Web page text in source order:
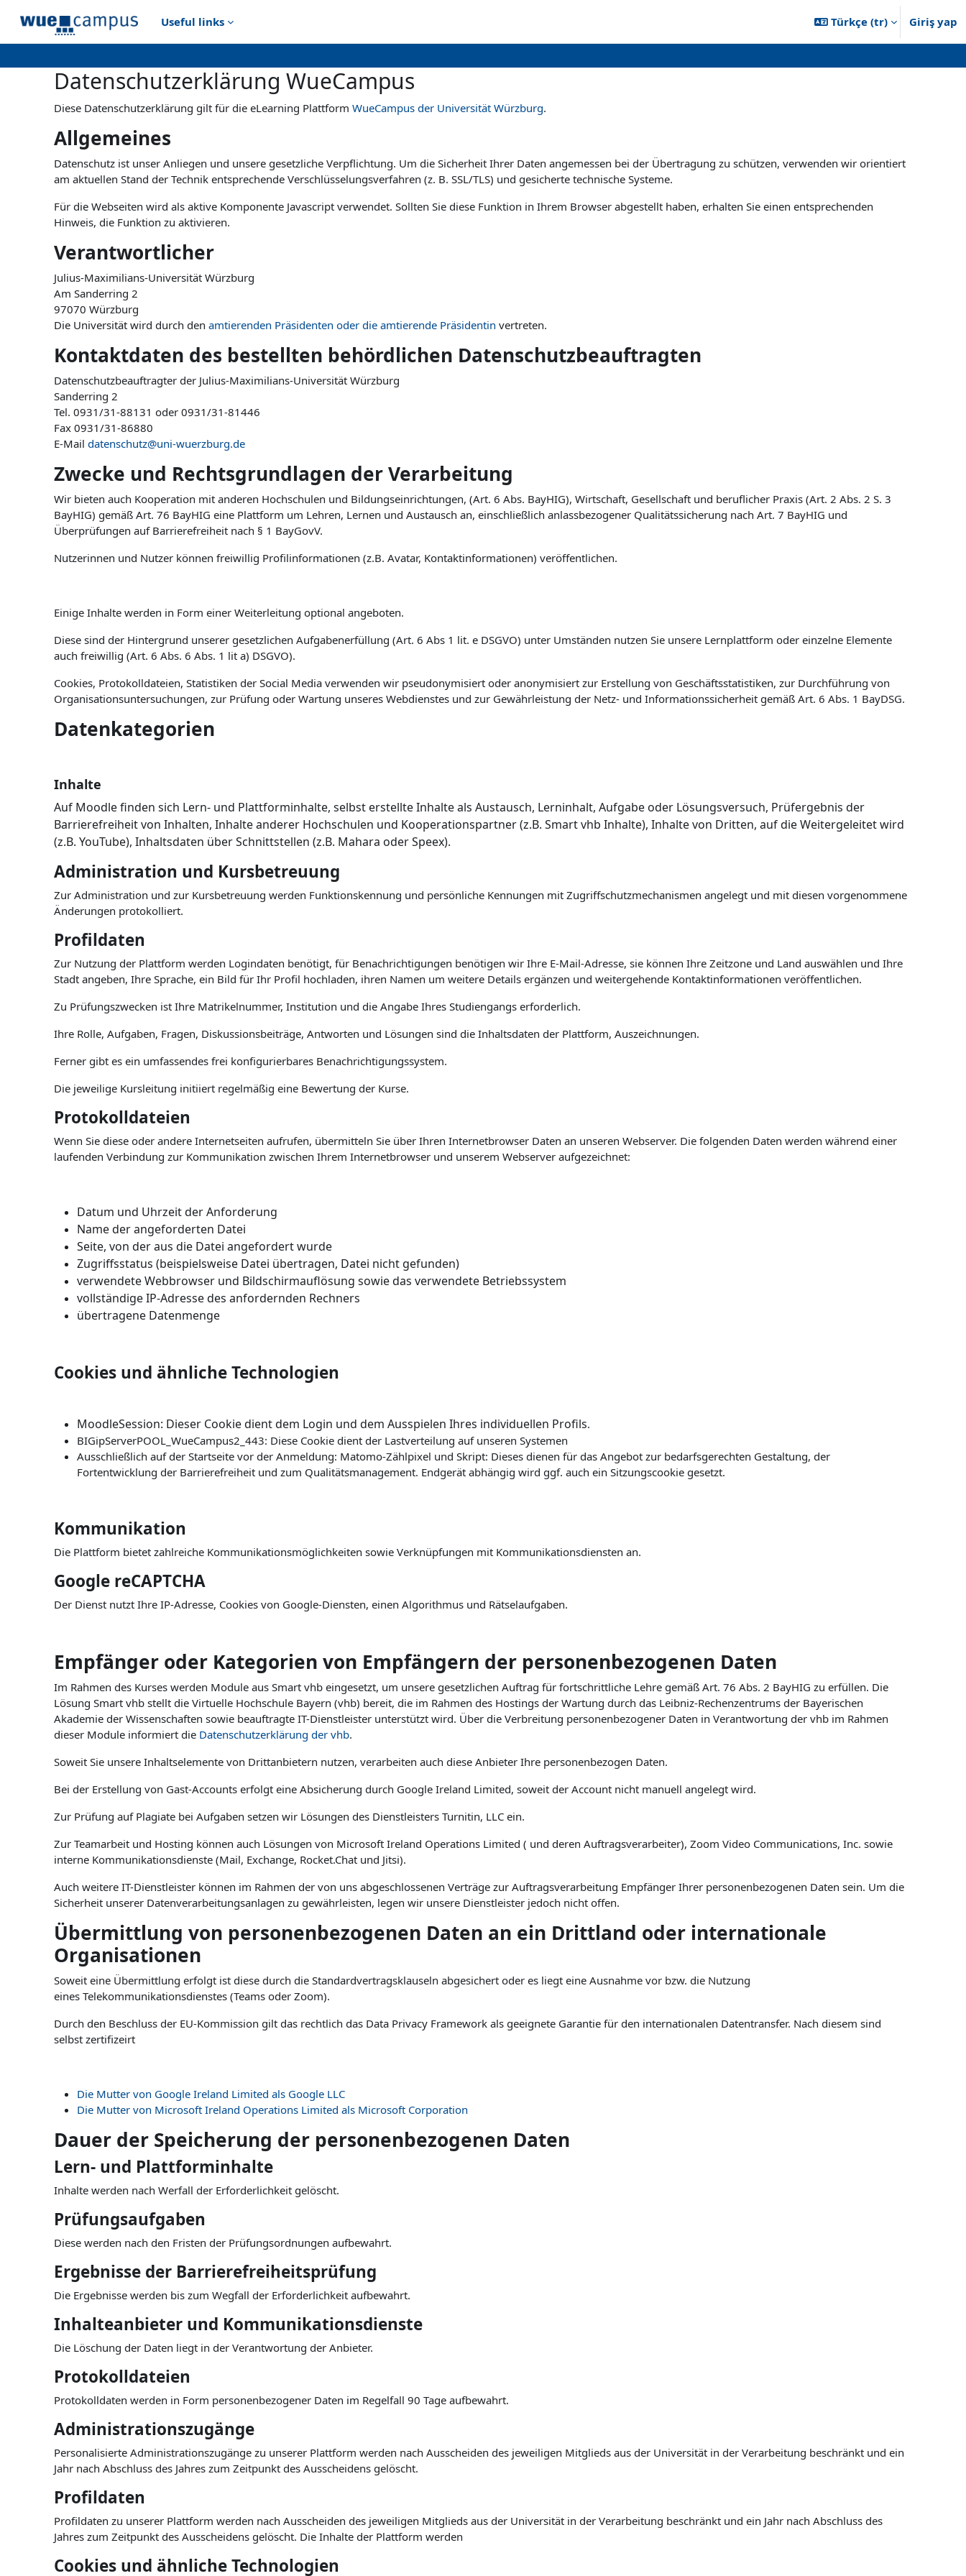
Useful links
Türkçe ‎(tr)‎ Giriş yap
Datenschutzerklärung WueCampus
Diese Datenschutzerklärung gilt für die eLearning Plattform WueCampus der Universität Würzburg.
Allgemeines
Datenschutz ist unser Anliegen und unsere gesetzliche Verpflichtung. Um die Sicherheit Ihrer Daten angemessen bei der Übertragung zu schützen, verwenden wir orientiert
am aktuellen Stand der Technik entsprechende Verschlüsselungsverfahren (z. B. SSL/TLS) und gesicherte technische Systeme.
Für die Webseiten wird als aktive Komponente Javascript verwendet. Sollten Sie diese Funktion in Ihrem Browser abgestellt haben, erhalten Sie einen entsprechenden
Hinweis, die Funktion zu aktivieren.
Verantwortlicher
Julius-Maximilians-Universität Würzburg
Am Sanderring 2
97070 Würzburg
Die Universität wird durch den amtierenden Präsidenten oder die amtierende Präsidentin vertreten.
Kontaktdaten des bestellten behördlichen Datenschutzbeauftragten
Datenschutzbeauftragter der Julius-Maximilians-Universität Würzburg
Sanderring 2
Tel. 0931/31-88131 oder 0931/31-81446
Fax 0931/31-86880
E-Mail datenschutz@uni-wuerzburg.de
Zwecke und Rechtsgrundlagen der Verarbeitung
Wir bieten auch Kooperation mit anderen Hochschulen und Bildungseinrichtungen, (Art. 6 Abs. BayHIG), Wirtschaft, Gesellschaft und beruflicher Praxis (Art. 2 Abs. 2 S. 3
BayHIG) gemäß Art. 76 BayHIG eine Plattform um Lehren, Lernen und Austausch an, einschließlich anlassbezogener Qualitätssicherung nach Art. 7 BayHIG und
Überprüfungen auf Barrierefreiheit nach § 1 BayGovV.
Nutzerinnen und Nutzer können freiwillig Profilinformationen (z.B. Avatar, Kontaktinformationen) veröffentlichen.
Einige Inhalte werden in Form einer Weiterleitung optional angeboten.
Diese sind der Hintergrund unserer gesetzlichen Aufgabenerfüllung (Art. 6 Abs 1 lit. e DSGVO) unter Umständen nutzen Sie unsere Lernplattform oder einzelne Elemente
auch freiwillig (Art. 6 Abs. 6 Abs. 1 lit a) DSGVO).
Cookies, Protokolldateien, Statistiken der Social Media verwenden wir pseudonymisiert oder anonymisiert zur Erstellung von Geschäftsstatistiken, zur Durchführung von
Organisationsuntersuchungen, zur Prüfung oder Wartung unseres Webdienstes und zur Gewährleistung der Netz- und Informationssicherheit gemäß Art. 6 Abs. 1 BayDSG.
Datenkategorien
Inhalte
Auf Moodle finden sich Lern- und Plattforminhalte, selbst erstellte Inhalte als Austausch, Lerninhalt, Aufgabe oder Lösungsversuch, Prüfergebnis der
Barrierefreiheit von Inhalten, Inhalte anderer Hochschulen und Kooperationspartner (z.B. Smart vhb Inhalte), Inhalte von Dritten, auf die Weitergeleitet wird
(z.B. YouTube), Inhaltsdaten über Schnittstellen (z.B. Mahara oder Speex).
Administration und Kursbetreuung
Zur Administration und zur Kursbetreuung werden Funktionskennung und persönliche Kennungen mit Zugriffschutzmechanismen angelegt und mit diesen vorgenommene
Änderungen protokolliert.
Profildaten
Zur Nutzung der Plattform werden Logindaten benötigt, für Benachrichtigungen benötigen wir Ihre E-Mail-Adresse, sie können Ihre Zeitzone und Land auswählen und Ihre
Stadt angeben, Ihre Sprache, ein Bild für Ihr Profil hochladen, ihren Namen um weitere Details ergänzen und weitergehende Kontaktinformationen veröffentlichen.
Zu Prüfungszwecken ist Ihre Matrikelnummer, Institution und die Angabe Ihres Studiengangs erforderlich.
Ihre Rolle, Aufgaben, Fragen, Diskussionsbeiträge, Antworten und Lösungen sind die Inhaltsdaten der Plattform, Auszeichnungen.
Ferner gibt es ein umfassendes frei konfigurierbares Benachrichtigungssystem.
Die jeweilige Kursleitung initiiert regelmäßig eine Bewertung der Kurse.
Protokolldateien
Wenn Sie diese oder andere Internetseiten aufrufen, übermitteln Sie über Ihren Internetbrowser Daten an unseren Webserver. Die folgenden Daten werden während einer
laufenden Verbindung zur Kommunikation zwischen Ihrem Internetbrowser und unserem Webserver aufgezeichnet:
Datum und Uhrzeit der Anforderung
Name der angeforderten Datei
Seite, von der aus die Datei angefordert wurde
Zugriffsstatus (beispielsweise Datei übertragen, Datei nicht gefunden)
verwendete Webbrowser und Bildschirmauflösung sowie das verwendete Betriebssystem
vollständige IP-Adresse des anfordernden Rechners
übertragene Datenmenge
Cookies und ähnliche Technologien
MoodleSession: Dieser Cookie dient dem Login und dem Ausspielen Ihres individuellen Profils.
BIGipServerPOOL_WueCampus2_443: Diese Cookie dient der Lastverteilung auf unseren Systemen
Ausschließlich auf der Startseite vor der Anmeldung: Matomo-Zählpixel und Skript: Dieses dienen für das Angebot zur bedarfsgerechten Gestaltung, der
Fortentwicklung der Barrierefreiheit und zum Qualitätsmanagement. Endgerät abhängig wird ggf. auch ein Sitzungscookie gesetzt.
Kommunikation
Die Plattform bietet zahlreiche Kommunikationsmöglichkeiten sowie Verknüpfungen mit Kommunikationsdiensten an.
Google reCAPTCHA
Der Dienst nutzt Ihre IP-Adresse, Cookies von Google-Diensten, einen Algorithmus und Rätselaufgaben.
Empfänger oder Kategorien von Empfängern der personenbezogenen Daten
Im Rahmen des Kurses werden Module aus Smart vhb eingesetzt, um unsere gesetzlichen Auftrag für fortschrittliche Lehre gemäß Art. 76 Abs. 2 BayHIG zu erfüllen. Die
Lösung Smart vhb stellt die Virtuelle Hochschule Bayern (vhb) bereit, die im Rahmen des Hostings der Wartung durch das Leibniz-Rechenzentrums der Bayerischen
Akademie der Wissenschaften sowie beauftragte IT-Dienstleister unterstützt wird. Über die Verbreitung personenbezogener Daten in Verantwortung der vhb im Rahmen
dieser Module informiert die Datenschutzerklärung der vhb.
Soweit Sie unsere Inhaltselemente von Drittanbietern nutzen, verarbeiten auch diese Anbieter Ihre personenbezogen Daten.
Bei der Erstellung von Gast-Accounts erfolgt eine Absicherung durch Google Ireland Limited, soweit der Account nicht manuell angelegt wird.
Zur Prüfung auf Plagiate bei Aufgaben setzen wir Lösungen des Dienstleisters Turnitin, LLC ein.
Zur Teamarbeit und Hosting können auch Lösungen von Microsoft Ireland Operations Limited ( und deren Auftragsverarbeiter), Zoom Video Communications, Inc. sowie
interne Kommunikationsdienste (Mail, Exchange, Rocket.Chat und Jitsi).
Auch weitere IT-Dienstleister können im Rahmen der von uns abgeschlossenen Verträge zur Auftragsverarbeitung Empfänger Ihrer personenbezogenen Daten sein. Um die
Sicherheit unserer Datenverarbeitungsanlagen zu gewährleisten, legen wir unsere Dienstleister jedoch nicht offen.
Übermittlung von personenbezogenen Daten an ein Drittland oder internationale
Organisationen
Soweit eine Übermittlung erfolgt ist diese durch die Standardvertragsklauseln abgesichert oder es liegt eine Ausnahme vor bzw. die Nutzung
eines Telekommunikationsdienstes (Teams oder Zoom).
Durch den Beschluss der EU-Kommission gilt das rechtlich das Data Privacy Framework als geeignete Garantie für den internationalen Datentransfer. Nach diesem sind
selbst zertifizeirt
Die Mutter von Google Ireland Limited als Google LLC
Die Mutter von Microsoft Ireland Operations Limited als Microsoft Corporation
Dauer der Speicherung der personenbezogenen Daten
Lern- und Plattforminhalte
Inhalte werden nach Werfall der Erforderlichkeit gelöscht.
Prüfungsaufgaben
Diese werden nach den Fristen der Prüfungsordnungen aufbewahrt.
Ergebnisse der Barrierefreiheitsprüfung
Die Ergebnisse werden bis zum Wegfall der Erforderlichkeit aufbewahrt.
Inhalteanbieter und Kommunikationsdienste
Die Löschung der Daten liegt in der Verantwortung der Anbieter.
Protokolldateien
Protokolldaten werden in Form personenbezogener Daten im Regelfall 90 Tage aufbewahrt.
Administrationszugänge
Personalisierte Administrationszugänge zu unserer Plattform werden nach Ausscheiden des jeweiligen Mitglieds aus der Universität in der Verarbeitung beschränkt und ein
Jahr nach Abschluss des Jahres zum Zeitpunkt des Ausscheidens gelöscht.
Profildaten
Profildaten zu unserer Plattform werden nach Ausscheiden des jeweiligen Mitglieds aus der Universität in der Verarbeitung beschränkt und ein Jahr nach Abschluss des
Jahres zum Zeitpunkt des Ausscheidens gelöscht. Die Inhalte der Plattform werden
Cookies und ähnliche Technologien